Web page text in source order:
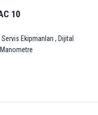
10
Ekipmanları , Dijital